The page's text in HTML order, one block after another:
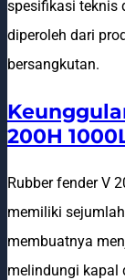
spesifikasi teknis
diperoleh dari
bersangkutan.
200H
Rubber fender V
memiliki
membuatnya
melindungi kapal